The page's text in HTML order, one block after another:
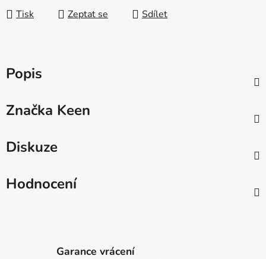
Tisk Zeptat se Sdílet
Popis
Značka Keen
Diskuze
Hodnocení
Garance vrácení